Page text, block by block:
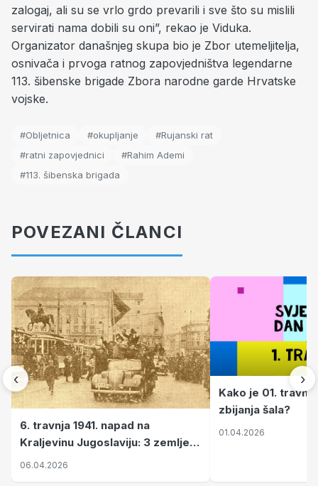
zalogaj, ali su se vrlo grdo prevarili i sve što su mislili
servirati nama dobili su oni”, rekao je Viduka.
Organizator današnjeg skupa bio je Zbor utemeljitelja,
osnivača i prvoga ratnog zapovjedništva legendarne
113. šibenske brigade Zbora narodne garde Hrvatske
vojske.
#Obljetnica #okupljanje
#Rujanski rat
#ratni zapovjednici
#Rahim Ademi
#113. šibenska brigada
POVEZANI ČLANCI
‹
6. travnja 1941. napad na
Kraljevinu Jugoslaviju: 3 zemlje
nastale njenim raspadom
06.04.2026
Kako je 01.
zbijanja šala?
01.04.2026
›